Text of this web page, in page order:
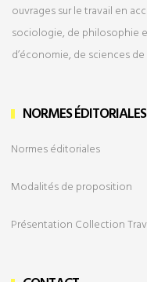
ouvrages sur le travail en
sociologie, de philosophie
d’économie, de sciences
NORMES ÉDITORIALES
Normes éditoriales
Modalités de proposition
Présentation Collection